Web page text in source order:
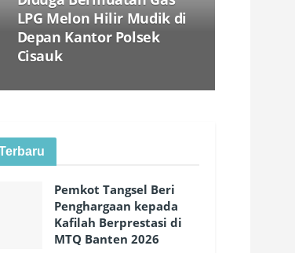
LPG Melon Hilir Mudik di
Depan Kantor Polsek
Cisauk
Pemkot Tangsel Beri
Penghargaan kepada
Kafilah Berprestasi di
MTQ Banten 2026